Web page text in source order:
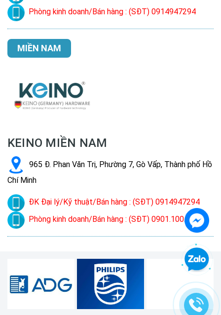
Phòng kinh doanh/Bán hàng : (SĐT) 0914947294
MIỀN NAM
KEINO MIỀN NAM
965 Đ. Phan Văn Trị, Phường 7, Gò Vấp, Thành phố Hồ
Chí Minh
ĐK Đại lý/Kỹ thuật/Bán hàng : (SĐT) 0914947294
Phòng kinh doanh/Bán hàng : (SĐT) 0901.100.022